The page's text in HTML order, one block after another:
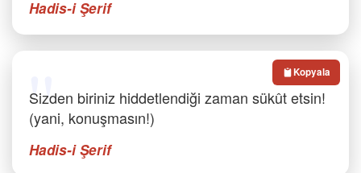
Hadis-i Şerif
Sizden biriniz hiddetlendiği zaman sükût etsin!
(yani, konuşmasın!)
Hadis-i Şerif
Kopyala